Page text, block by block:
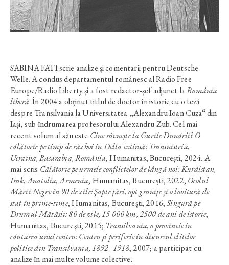
SABINA FATI scrie analize și comentarii pentru Deutsche
Welle. A condus departamentul românesc al Radio Free
Europe/Radio Liberty și a fost redactor‑șef adjunct laRomânia
liberă. În 2004 a obţinut titlul de doctor în istorie cu o teză
despre Transilvania la Universitatea „Alexandru Ioan Cuza“ din
Iaşi, sub îndrumarea profesorului Alexandru Zub. Cel mai
recent volum al său este Cine râvnește la Gurile Dunării? O
călătorie pe timp de război în Delta extinsă: Transnistria,
Ucraina, Basarabia, România, Humanitas, București, 2024. A
mai scris Călătorie pe urmele conflictelor de lângă noi: Kurdistan,
Irak, Anatolia, Armenia, Humanitas, București, 2022; Ocolul
Mării Negre în 90 de zile: Şapte ţări, opt graniţe şi o lovitură de
stat în prime‑time, Humanitas, București, 2016;Singură pe
Drumul Mătăsii: 80 de zile, 15 000 km, 2500 de ani de istorie,
Humanitas, Bucureşti, 2015; Transilvania, o provincie în
căutarea unui centru: Centru şi periferie în discursul elitelor
politice din Transilvania, 1892–1918, 2007; a participat cu
analize în mai multe volume colective.